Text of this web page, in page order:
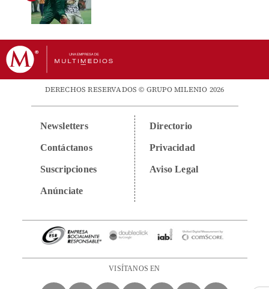
DERECHOS RESERVADOS © GRUPO MILENIO 2026
Newsletters
Contáctanos
Suscripciones
Anúnciate
Directorio
Privacidad
Aviso Legal
VISÍTANOS EN